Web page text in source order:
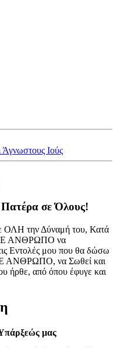
Άγνωστους Ιούς
σε Όλους!
ΟΛΗ την Δύναμή του, Κατά
ΑΝΘΡΩΠΟ να
Εντολές μου που θα δώσω
ΑΝΘΡΩΠΟ, να Σωθεί και
ήρθε, από όπου έφυγε και
μας